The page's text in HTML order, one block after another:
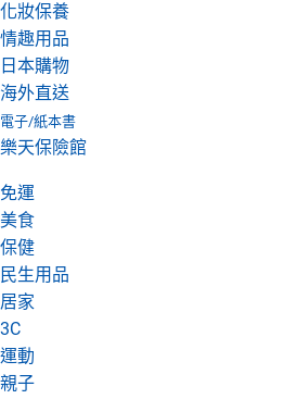
化妝保養
情趣用品
日本購物
海外直送
電子/紙本書
樂天保險館
免運
美食
保健
民生用品
居家
3C
運動
親子